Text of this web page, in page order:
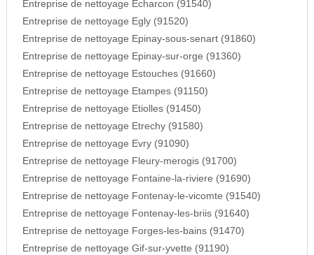
Entreprise de nettoyage Echarcon (91540)
Entreprise de nettoyage Egly (91520)
Entreprise de nettoyage Epinay-sous-senart (91860)
Entreprise de nettoyage Epinay-sur-orge (91360)
Entreprise de nettoyage Estouches (91660)
Entreprise de nettoyage Etampes (91150)
Entreprise de nettoyage Etiolles (91450)
Entreprise de nettoyage Etrechy (91580)
Entreprise de nettoyage Evry (91090)
Entreprise de nettoyage Fleury-merogis (91700)
Entreprise de nettoyage Fontaine-la-riviere (91690)
Entreprise de nettoyage Fontenay-le-vicomte (91540)
Entreprise de nettoyage Fontenay-les-briis (91640)
Entreprise de nettoyage Forges-les-bains (91470)
Entreprise de nettoyage Gif-sur-yvette (91190)